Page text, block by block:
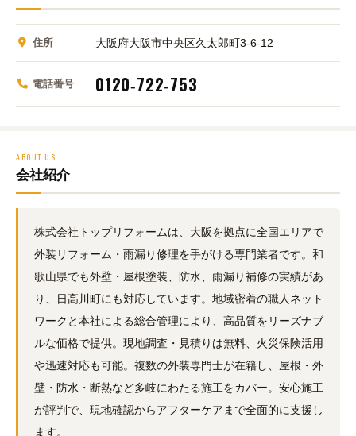
住所 大阪府大阪市中央区久太郎町3-6-12
電話番号 0120‑722‑753
ABOUT US
会社紹介
株式会社トップリフォームは、大阪を拠点に全国エリアで
外装リフォーム・雨漏り修理を手がける専門業者です。和
歌山県でも外壁・屋根塗装、防水、雨漏り補修の実績があ
り、日高川町にも対応しています。地域密着の職人ネット
ワークと本社による総合管理により、高品質をリーズナブ
ルな価格で提供。現地調査・見積りは無料、火災保険活用
や迅速対応も可能。複数の外装専門士が在籍し、屋根・外
壁・防水・断熱など多岐にわたる施工をカバー。安心施工
が評判で、現地確認からアフターケアまで全面的に支援し
ます。